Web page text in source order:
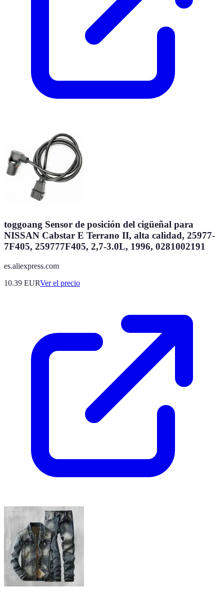
toggoang Sensor de posición del cigüeñal para
NISSAN Cabstar E Terrano II, alta calidad, 25977-
7F405, 259777F405, 2,7-3.0L, 1996, 0281002191
es.aliexpress.com
10.39 EURVer el precio